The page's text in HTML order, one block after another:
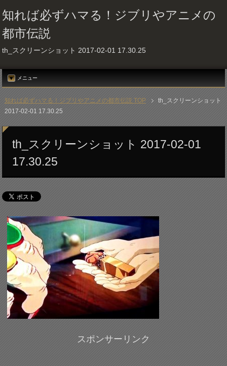
知れば必ずハマる！ジブリやアニメの
都市伝説
th_スクリーンショット 2017-02-01 17.30.25
メニュー
知れば必ずハマる！ジブリやアニメの都市伝説 TOP
th_スクリーンショット
2017-02-01 17.30.25
th_スクリーンショット 2017-02-01
17.30.25
スポンサーリンク